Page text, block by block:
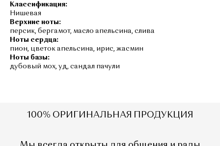
Классификация:
Нишевая
Верхние ноты:
персик, бергамот, масло апельсина, слива
Ноты сердца:
пион, цветок апельсина, ирис, жасмин
Ноты базы:
дубовый мох, уд, сандал пачули
1 00% ОРИГИНАЛЬНАЯ ПРОДУКЦИЯ